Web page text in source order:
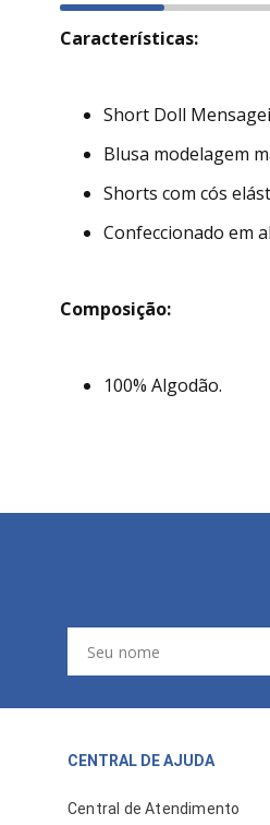
Características:
Short Doll
Blusa modelagem
Shorts com cós
Confeccionado em
Composição:
100% Algodão.
CENTRAL DE AJUDA
Central de Atendimento